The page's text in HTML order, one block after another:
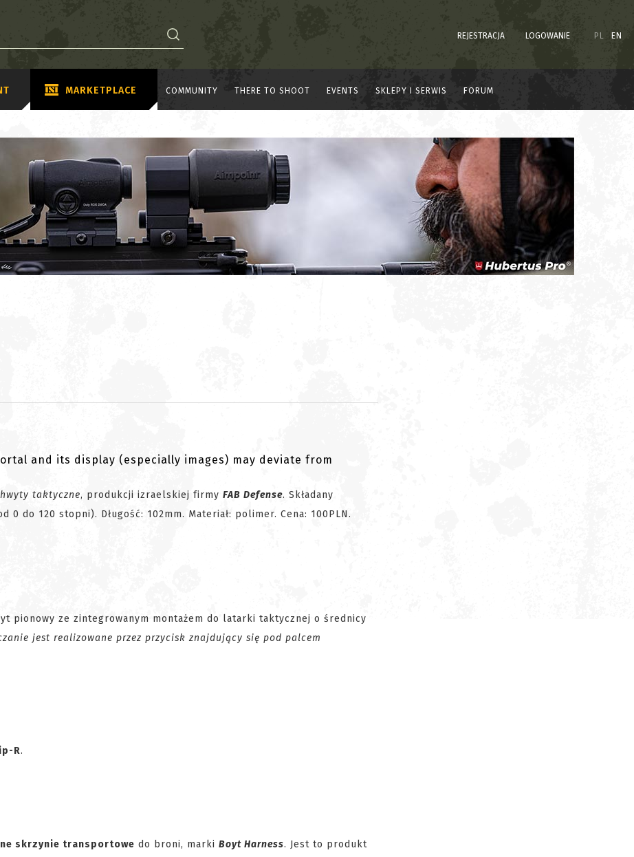
REJESTRACJA LOGOWANIE PL EN
MARKETPLACE COMMUNITY THERE TO SHOOT EVENTS SKLEPY I SERWIS FORUM
and its display (especially images) may deviate from
taktyczne, produkcji izraelskiej firmy FAB Defense. Składany
0 do 120 stopni). Długość: 102mm. Materiał: polimer. Cena: 100PLN.
pionowy ze zintegrowanym montażem do latarki taktycznej o średnicy
jest realizowane przez przycisk znajdujący się pod palcem
R.
skrzynie transportowe do broni, marki Boyt Harness. Jest to produkt